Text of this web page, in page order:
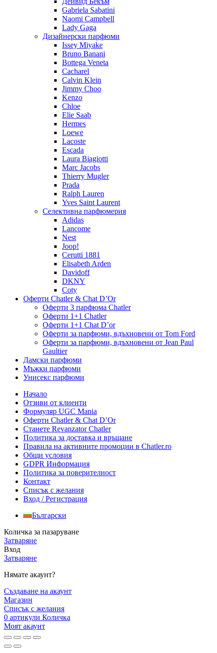
Gabriela Sabatini
Naomi Campbell
Lady Gaga
Дизайнерски парфюми
Issey Miyake
Bruno Banani
Bottega Veneta
Cacharel
Calvin Klein
Jimmy Choo
Kenzo
Chloe
Elie Saab
Hermes
Loewe
Lacoste
Escada
Laura Biagiotti
Marc Jacobs
Thierry Mugler
Prada
Ralph Lauren
Yves Saint Laurent
Селективна парфюмерия
Adidas
Lancome
Nest
Joop!
Cerutti 1881
Elisabeth Arden
Davidoff
DKNY
Coty
Оферти Chatler & Chat D’Or
Оферти 3 парфюма Chatler
Оферти 1+1 Chatler
Оферти 1+1 Chat D’or
Оферти за парфюми, вдъхновени от Tom Ford
Оферти за парфюми, вдъхновени от Jean Paul
Gaultier
Дамски парфюми
Мъжки парфюми
Унисекс парфюми
Начало
Отзиви от клиенти
Формуляр UGC Mania
Оферти Chatler & Chat D’Or
Станете Revanzator Chatler
Политика за доставка и връщане
Правила на активните промоции в Chatler.ro
Общи условия
GDPR Информация
Политика за поверителност
Контакт
Списък с желания
Вход / Регистрация
Български
Количка за пазаруване
Затваряне
Вход
Затваряне
Нямате акаунт?
Създаване на акаунт
Магазин
Списък с желания
0 артикули Количка
Моят акаунт